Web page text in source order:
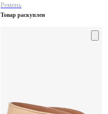
Ремень
Товар раскуплен